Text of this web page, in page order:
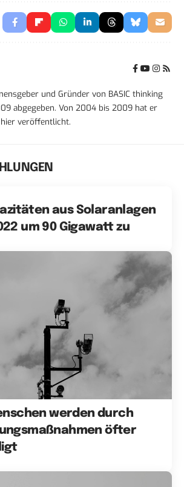
und Gründer von BASIC thinking
abgegeben. Von 2004 bis 2009 hat er
veröffentlicht.
aus Solaranlagen
um 90 Gigawatt zu
werden durch
öfter